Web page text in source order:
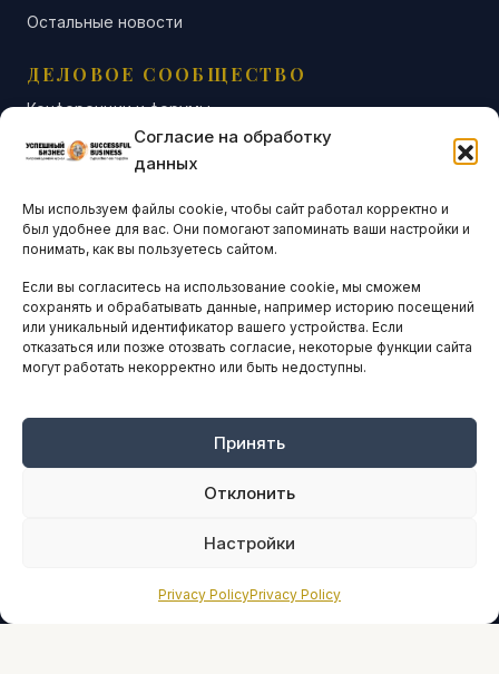
Согласие на обработку
данных
Мы используем файлы cookie, чтобы сайт работал корректно и
был удобнее для вас. Они помогают запоминать ваши настройки и
понимать, как вы пользуетесь сайтом.
Если вы согласитесь на использование cookie, мы сможем
сохранять и обрабатывать данные, например историю посещений
или уникальный идентификатор вашего устройства. Если
отказаться или позже отозвать согласие, некоторые функции сайта
могут работать некорректно или быть недоступны.
Принять
Отклонить
Настройки
Privacy PolicyPrivacy Policy
Остальные новости
ДЕЛОВОЕ СООБЩЕСТВО
Конференции и форумы
Бизнес-клубы и ассоциации
Остальные новости
АНАЛИТИКА И СТАТИСТИКА
ARTICLES IN ENGLISH
НАВИГАЦИЯ
Оплата онлайн